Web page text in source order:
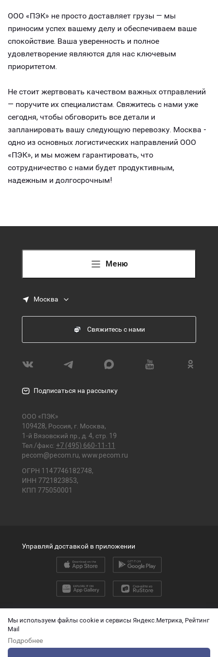
Мы используем файлы cookie и сервисы Яндекс.Метрика, Рейтинг
Mail
Подробнее
ООО «ПЭК» не просто доставляет грузы — мы
приносим успех вашему делу и обеспечиваем ваше
спокойствие. Ваша уверенность и полное
удовлетворение являются для нас ключевым
приоритетом.
Не стоит жертвовать качеством важных отправлений
— поручите их специалистам. Свяжитесь с нами уже
сегодня, чтобы обговорить все детали и
запланировать вашу следующую перевозку. Москва -
одно из основных логистических направлений ООО
«ПЭК», и мы можем гарантировать, что
сотрудничество с нами будет продуктивным,
надежным и долгосрочным!
Меню
Москва
Свяжитесь с нами
Подписаться на рассылку
ООО «ПЭК»
109428, Россия, г. Москва,
1-й Вязовский пр., д. 4, стр. 19
Тел./факс: +7 (495) 660-11-11
pecom@pecom.ru, www.pecom.ru
ОГРН 1147746182748,
ИНН 7721823853,
КПП 775050001
2026 © ООО «ПЭК»
О защите персональных данных
Управляй доставкой в приложении